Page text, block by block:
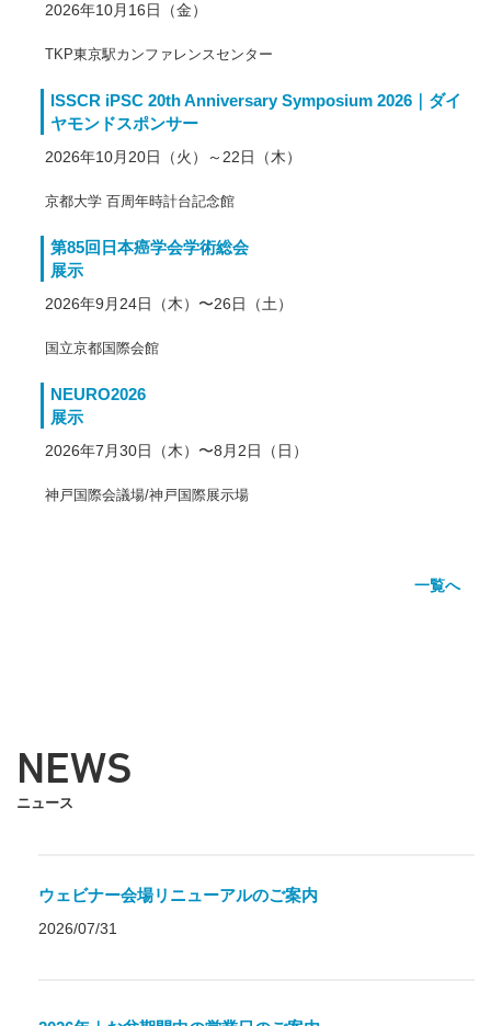
2026年10月16日（金）
TKP東京駅カンファレンスセンター
ISSCR iPSC 20th Anniversary Symposium 2026｜ダイ
ヤモンドスポンサー
2026年10月20日（火）～22日（木）
京都大学 百周年時計台記念館
第85回日本癌学会学術総会
展示
2026年9月24日（木）〜26日（土）
国立京都国際会館
NEURO2026
展示
2026年7月30日（木）〜8月2日（日）
神戸国際会議場/神戸国際展示場
一覧へ
NEWS
ニュース
ウェビナー会場リニューアルのご案内
2026/07/31